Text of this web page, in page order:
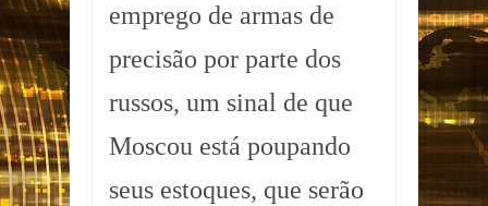
emprego de armas de
precisão por parte dos
russos, um sinal de que
Moscou está poupando
seus estoques, que serão